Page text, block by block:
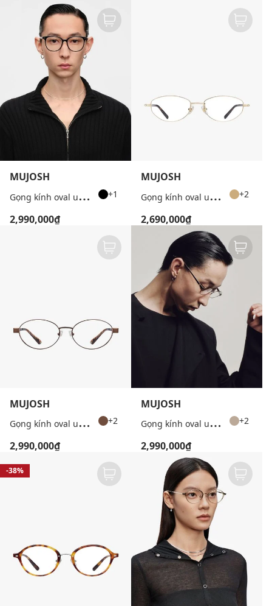
MUJOSH
G
ọng kính oval unisex bản mảnh +1
2,990,000₫
MUJOSH
G
ọng kính oval unisex bản mảnh +2
2,690,000₫
MUJOSH
G
ọng kính oval unisex bản mảnh +2
2,990,000₫
MUJOSH
G
ọng kính oval unisex bản mảnh +2
2,990,000₫
-38%